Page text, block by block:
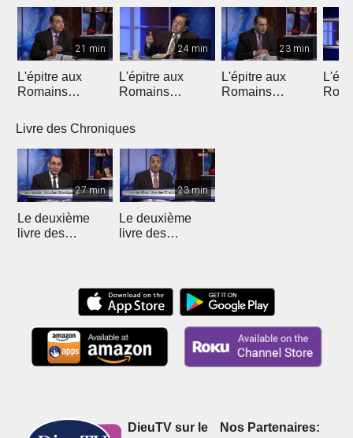
21 min
L'épitre aux
Romains
24 min
L'épitre aux
Romains
23 min
L'épitre aux
Romains
Livre des Chroniques
27 min
Le deuxième
livre des
23 min
Le deuxième
livre des
DieuTV sur le
Nos Partenaires: